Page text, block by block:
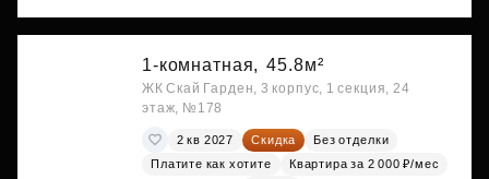
1-комнатная, 45.8м²
ЖК Скай Гарден, 3 корпус, 1 секция, 24
этаж, №178
2 кв 2027 Скидка
Без отделки
Платите как хотите
Квартира за 2 000 ₽/мес